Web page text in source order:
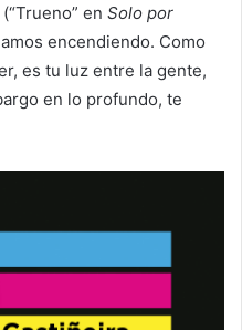
en Solo por
encendiendo. Como
es tu luz entre la gente,
en lo profundo, te